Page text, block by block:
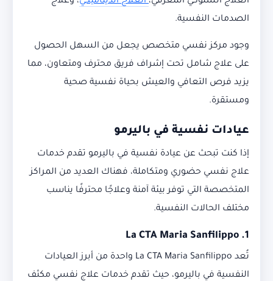
الصدمات النفسية.
وجود مركز نفسي متخصص يجعل من السهل الحصول
على علاج شامل تحت إشراف فريق محترف ومتعاون، مما
يزيد فرص التعافي والعيش بحياة نفسية صحية
ومستقرة.
عيادات نفسية في باليرمو
إذا كنت تبحث عن عيادة نفسية في باليرمو تقدم خدمات
علاج نفسي حضوري ومتكاملة، فهناك العديد من المراكز
المتخصصة التي توفر بيئة آمنة وعلاجًا محترفًا يناسب
مختلف الحالات النفسية.
1.
La CTA Maria Sanfilippo
تُعد La CTA Maria Sanfilippo واحدة من أبرز العيادات
النفسية في باليرمو، حيث تقدم خدمات علاج نفسي مكثف